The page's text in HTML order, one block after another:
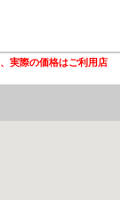
実際の価格はご利用店